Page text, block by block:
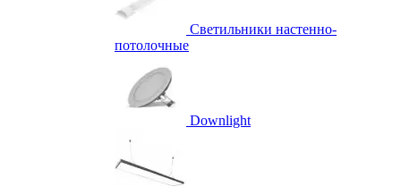
Светильники настенно-
потолочные
Downlight